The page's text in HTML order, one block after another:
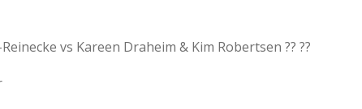
vs Kareen Draheim & Kim Robertsen ?? ??